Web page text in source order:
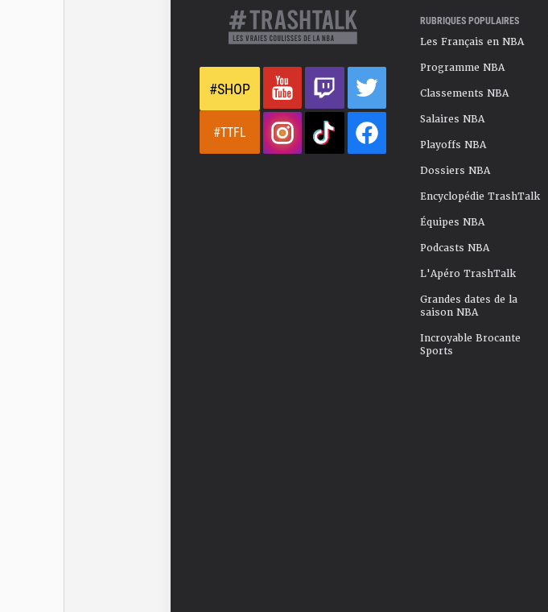
#SHOP
#TTFL
RUBRIQUES POPULAIRES
Les Français en NBA
Programme NBA
Classements NBA
Salaires NBA
Playoffs NBA
Dossiers NBA
Encyclopédie TrashTalk
Équipes NBA
Podcasts NBA
L'Apéro TrashTalk
Grandes dates de la
saison NBA
Incroyable Brocante
Sports